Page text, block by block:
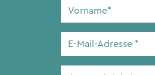
Vorname
E-
Adresse*